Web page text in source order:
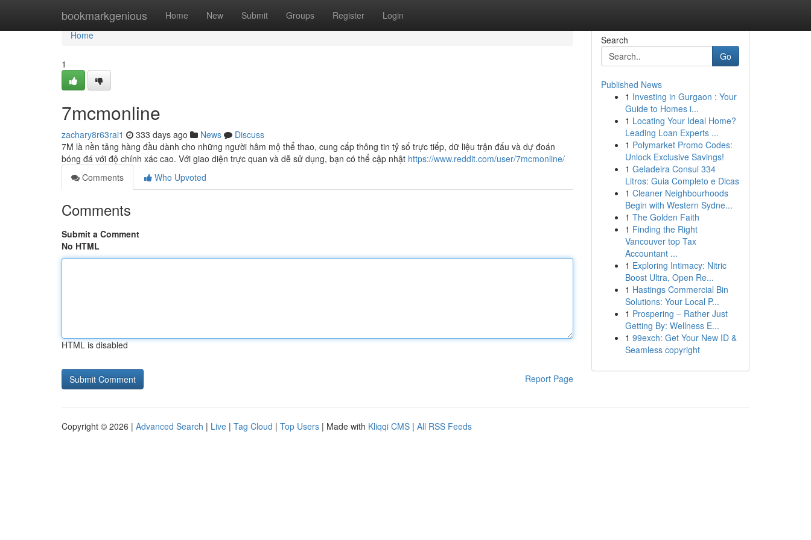
bookmarkgenious Home New Submit Groups Register Login
Home
Home
1
7mcmonline
zachary8r63rai1 333 days ago News
Discuss
7M là nền tảng hàng đầu dành cho những người hâm mộ thể thao, cung cấp thông tin tỷ số trực tiếp, dữ liệu trận đấu và dự đoán
bóng đá với độ chính xác cao. Với giao diện trực quan và dễ sử dụng, bạn có thể cập nhật https://www.reddit.com/user/7mcmonline/
Comments
Who Upvoted
Comments
Submit a Comment
No HTML
HTML is disabled
Report Page
Search
Go
Published News
1 Investing in Gurgaon : Your
Guide to Homes i...
1 Locating Your Ideal Home?
Leading Loan Experts ...
1 Polymarket Promo Codes:
Unlock Exclusive Savings!
1 Geladeira Consul 334
Litros: Guia Completo e Dicas
1 Cleaner Neighbourhoods
Begin with Western Sydne...
1 The Golden Faith
1 Finding the Right
Vancouver top Tax
Accountant ...
1 Exploring Intimacy: Nitric
Boost Ultra, Open Re...
1 Hastings Commercial Bin
Solutions: Your Local P...
1 Prospering – Rather Just
Getting By: Wellness E...
1 99exch: Get Your New ID &
Seamless copyright
Copyright © 2026 | Advanced Search | Live | Tag Cloud | Top Users | Made with Kliqqi CMS | All RSS Feeds